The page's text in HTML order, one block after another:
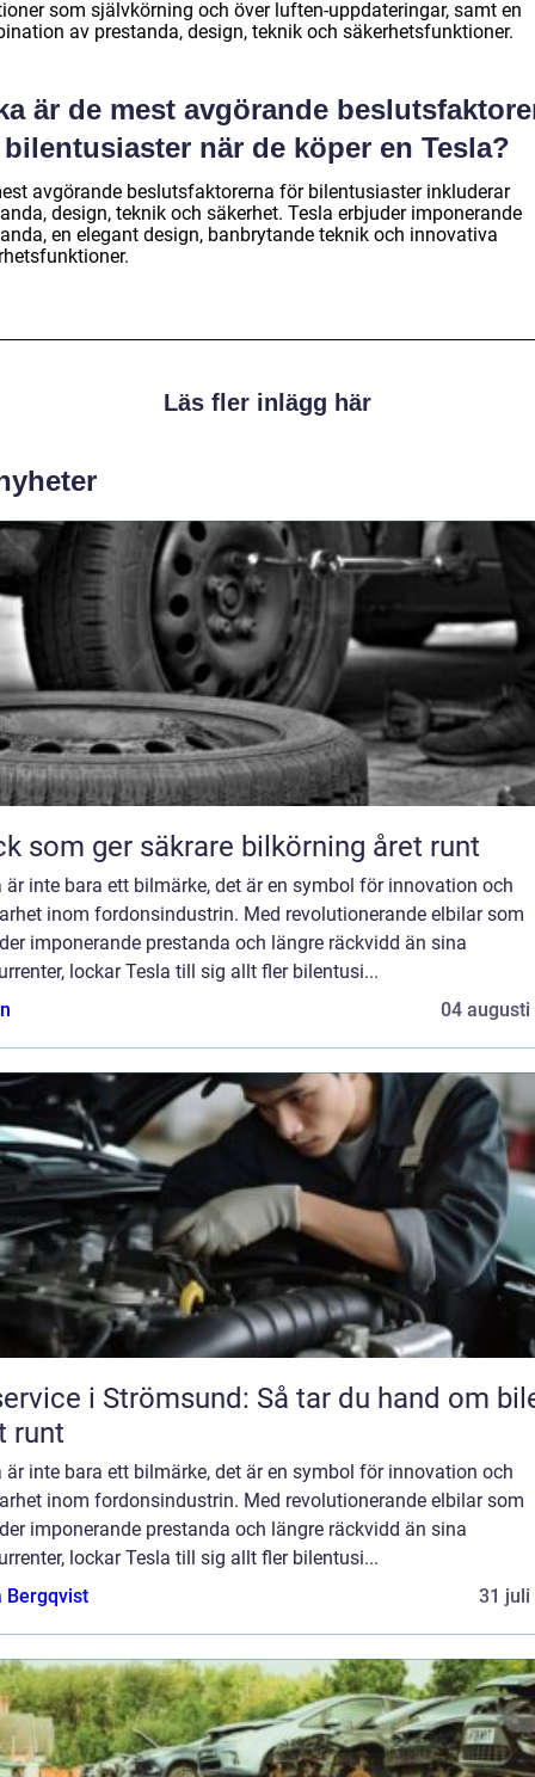
som självkörning och över luften-uppdateringar, samt en
av prestanda, design, teknik och säkerhetsfunktioner.
är de mest avgörande
när de köper en Tesla?
avgörande beslutsfaktorerna för bilentusiaster inkluderar
design, teknik och säkerhet. Tesla erbjuder imponerande
en elegant design, banbrytande teknik och innovativa
Läs fler inlägg här
som ger säkrare bilkörning året runt
är inte bara ett bilmärke, det är en symbol för innovation och
inom fordonsindustrin. Med revolutionerande elbilar som
imponerande prestanda och längre räckvidd än sina
lockar Tesla till sig allt fler bilentusi...
04 augusti
i Strömsund: Så tar du hand om
runt
är inte bara ett bilmärke, det är en symbol för innovation och
inom fordonsindustrin. Med revolutionerande elbilar som
imponerande prestanda och längre räckvidd än sina
lockar Tesla till sig allt fler bilentusi...
Bergqvist
31 juli